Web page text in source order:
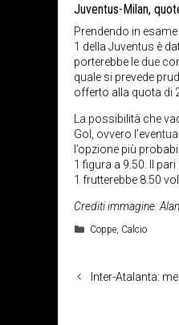
Juventus-Milan,
Prendendo in esame
1 della Juventus è
porterebbe le due
quale si prevede
offerto alla quota di
La possibilità che
Gol, ovvero
l’opzione più
1 figura a 9.50. Il
1 frutterebbe 8.50
Crediti immagine:
Categorie
Coppe, Calcio
Inter-Atalanta: